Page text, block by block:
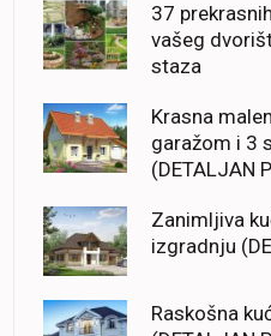
37
vašeg
staza
Krasna
garažom i 3
(DETALJAN
Zanimljiva
izgradnju
Raskošna